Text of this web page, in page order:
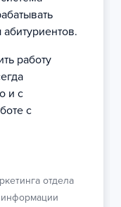
работу
и с
с
отдела
информации